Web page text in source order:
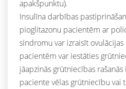
apakšpunktu).
Insulīna darbības
pioglitazonu pacientēm ar
sindromu var izraisīt ovulācijas
pacientēm var iestāties
jāapzinās grūtniecības
paciente vēlas grūtniecību vai